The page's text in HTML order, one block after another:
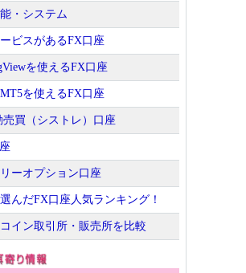
・システム
ビスがあるFX口座
を使えるFX口座
を使えるFX口座
売買（シストレ）口座
ーオプション口座
んだFX口座人気ランキング！
イン取引所・販売所を比較